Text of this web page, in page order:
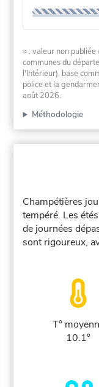
≈ : valeur non
communes du
l'Intérieur), base
police et la
août 2026.
Méthodologie
Champétières
tempéré. Les
de journées
sont rigoureux,
T°
10.1°